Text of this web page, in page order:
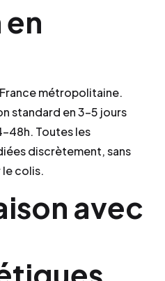
métropolitaine.
standard en 3–5 jours
Toutes les
discrètement, sans
colis.
avec